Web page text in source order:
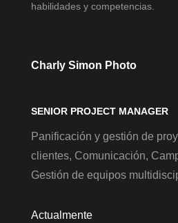
habilidades y competencias.
Charly Simon Photo
SENIOR PROJECT MANAGER
Panificación y gestión de
clientes, Comunicación,
Gestión de equipos
Actualmente